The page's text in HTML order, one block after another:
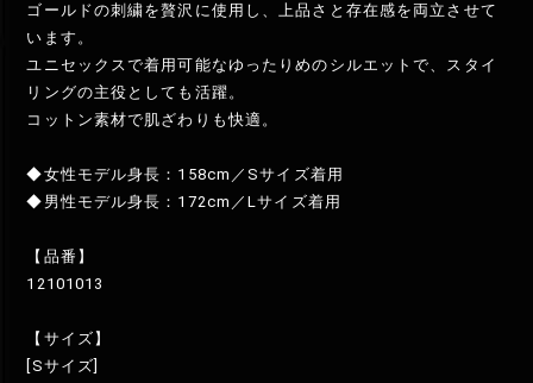
ゴールドの刺繍を贅沢に使用し、上品さと存在感を両立させて
います。
ユニセックスで着用可能なゆったりめのシルエットで、スタイ
リングの主役としても活躍。
コットン素材で肌ざわりも快適。
◆女性モデル身長：158cm／Sサイズ着用
◆男性モデル身長：172cm／Lサイズ着用
【品番】
12101013
【サイズ】
[Sサイズ]